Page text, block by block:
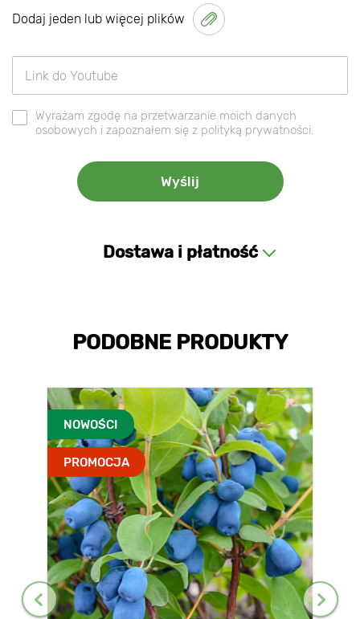
Dodaj jeden lub więcej plików
Wyrażam zgodę na przetwarzanie moich danych
osobowych i zapoznałem się z polityką prywatności.
Dostawa i płatność
PODOBNE PRODUKTY
NOWOŚCI
PROMOCJA